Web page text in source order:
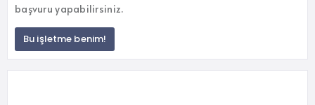
başvuru yapabilirsiniz.
Bu işletme benim!